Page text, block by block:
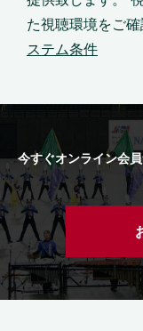
た視聴環境をご確
ステム条件
今すぐオンライン会